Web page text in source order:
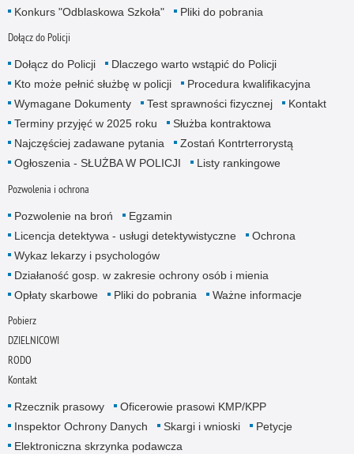
Konkurs "Odblaskowa Szkoła"
Pliki do pobrania
Dołącz do Policji
Dołącz do Policji
Dlaczego warto wstąpić do Policji
Kto może pełnić służbę w policji
Procedura kwalifikacyjna
Wymagane Dokumenty
Test sprawności fizycznej
Kontakt
Terminy przyjęć w 2025 roku
Służba kontraktowa
Najczęściej zadawane pytania
Zostań Kontrterrorystą
Ogłoszenia - SŁUŻBA W POLICJI
Listy rankingowe
Pozwolenia i ochrona
Pozwolenie na broń
Egzamin
Licencja detektywa - usługi detektywistyczne
Ochrona
Wykaz lekarzy i psychologów
Działaność gosp. w zakresie ochrony osób i mienia
Opłaty skarbowe
Pliki do pobrania Ważne informacje
Pobierz
DZIELNICOWI
RODO
Kontakt
Rzecznik prasowy
Oficerowie prasowi KMP/KPP
Inspektor Ochrony Danych
Skargi i wnioski
Petycje
Elektroniczna skrzynka podawcza